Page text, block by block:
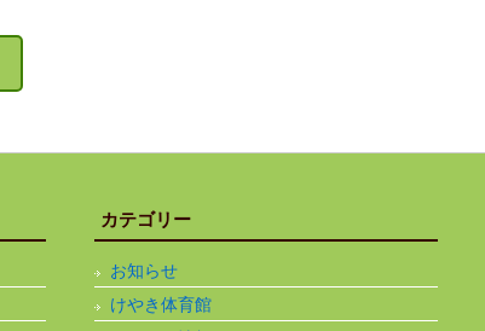
カテゴリー
お知らせ
けやき体育館